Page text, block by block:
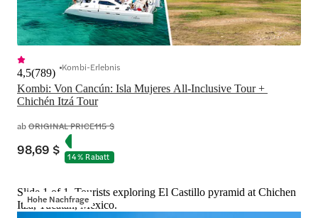
Kombi: Von Cancún: Isla Mujeres All-Inclusive Tour +
Chichén Itzá Tour
4,5(789) Kombi-Erlebnis
abORIGINAL PRICE115 $
98,69 $ 14 % Rabatt
Hohe Nachfrage
Slide 1 of 1, Tourists exploring El Castillo pyramid at Chichen
Itza, Yucatán, Mexico.